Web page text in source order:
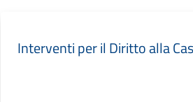
Interventi per il Diritto alla